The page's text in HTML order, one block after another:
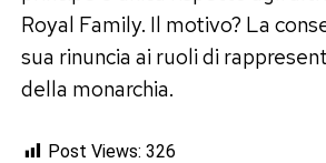
Royal Family. Il motivo? La
sua rinuncia ai ruoli di
della monarchia.
Post Views: 326